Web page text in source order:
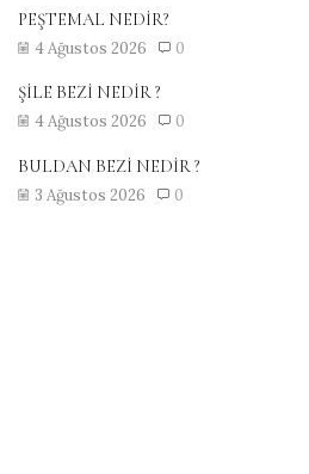
PEŞTEMAL NEDİR?
4 Ağustos 2026 0
ŞİLE BEZİ NEDİR ?
4 Ağustos 2026 0
BULDAN BEZİ NEDİR ?
3 Ağustos 2026 0